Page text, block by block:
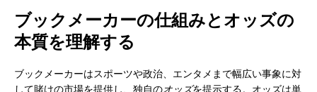
ブックメーカーの仕組みとオッズの
本質を理解する
ブックメーカーはスポーツや政治、エンタメまで幅広い事象に対
して賭けの市場を提供し、独自のオッズを提示する。オッズは単